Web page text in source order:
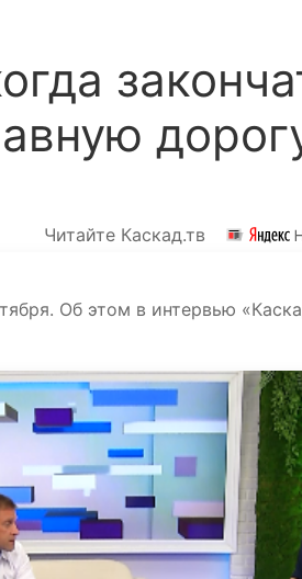
Читайте Каскад.тв
Об этом в интервью